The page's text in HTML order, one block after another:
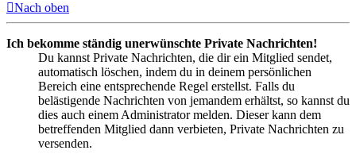
Nach oben
Ich bekomme ständig unerwünschte Private Nachrichten!
Du kannst Private Nachrichten, die dir ein Mitglied sendet,
automatisch löschen, indem du in deinem persönlichen
Bereich eine entsprechende Regel erstellst. Falls du
belästigende Nachrichten von jemandem erhältst, so kannst du
dies auch einem Administrator melden. Dieser kann dem
betreffenden Mitglied dann verbieten, Private Nachrichten zu
versenden.